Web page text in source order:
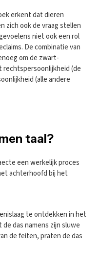
erkent dat dieren
zich ook de vraag stellen
niet ook een rol
De combinatie van
om de zwart-
(de
(alle andere
taal?
een werkelijk proces
achterhoofd bij het
te ontdekken in het
das namens zijn sluwe
de feiten, praten de das